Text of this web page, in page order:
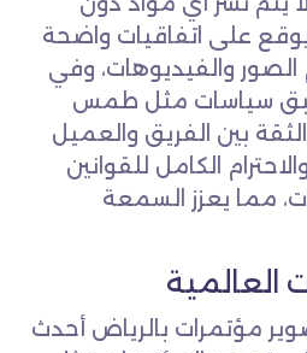
على اتفاقيات واضحة
والفيديوهات، وفي
سياسات مثل طمس
بين الفريق والعميل
الكامل للقوانين
مما يعزز السمعة
العالمية
مؤتمرات بالرياض أحدث